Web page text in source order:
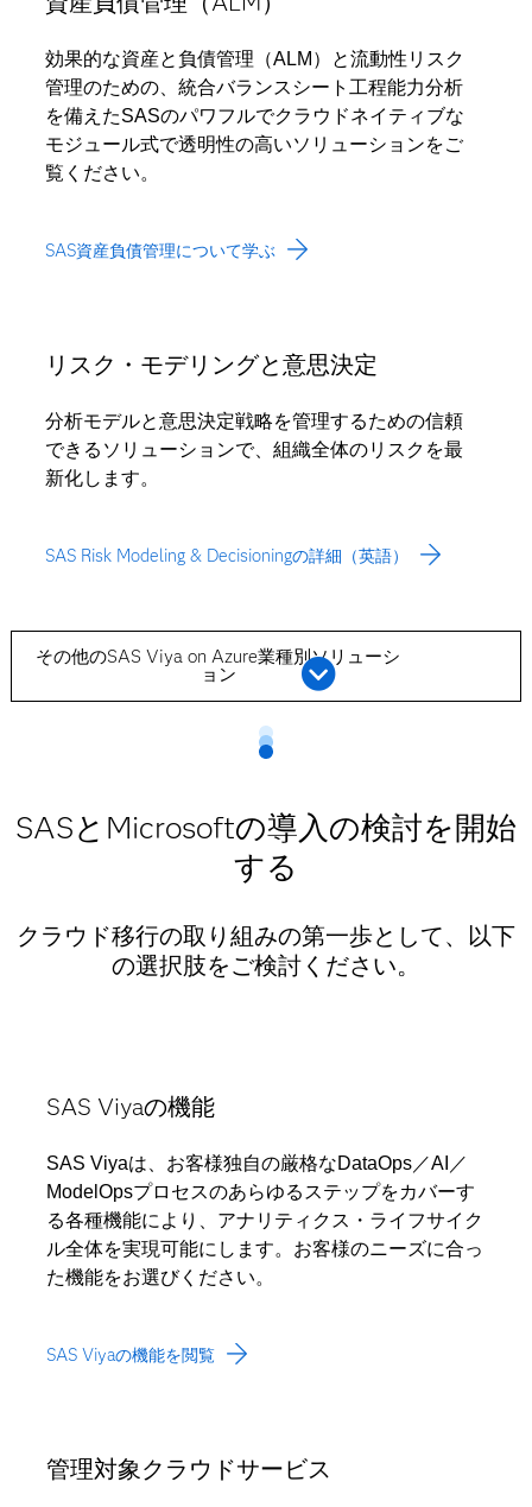
効果的な資産と負債管理（ALM）と流動性リスク
管理のための、統合バランスシート工程能力分析
を備えたSASのパワフルでクラウドネイティブな
モジュール式で透明性の高いソリューションをご
覧ください。
SAS資産負債管理について学ぶ
リスク・モデリングと意思決定
分析モデルと意思決定戦略を管理するための信頼
できるソリューションで、組織全体のリスクを最
新化します。
SAS Risk Modeling & Decisioningの詳細（英語）
その他のSAS Viya on Azure業種別ソリューシ
ョン
SASとMicrosoftの導入の検討を開始
する
クラウド移行の取り組みの第一歩として、以下
の選択肢をご検討ください。
SAS Viyaの機能
SAS Viyaは、お客様独自の厳格なDataOps／AI／
ModelOpsプロセスのあらゆるステップをカバーす
る各種機能により、アナリティクス・ライフサイク
ル全体を実現可能にします。お客様のニーズに合っ
た機能をお選びください。
SAS Viyaの機能を閲覧
管理対象クラウドサービス